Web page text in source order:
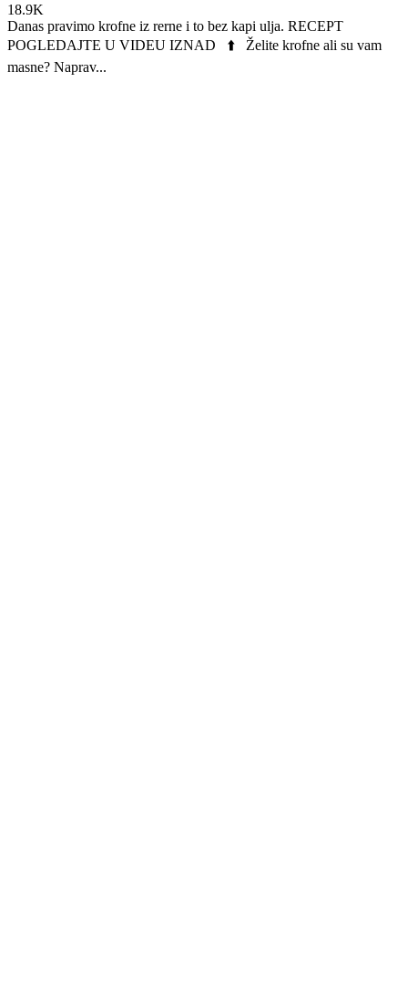
18.9K
Danas pravimo krofne iz rerne i to bez kapi ulja. RECEPT
POGLEDAJTE U VIDEU IZNAD ⬆️ Želite krofne ali su vam
masne? Naprav...